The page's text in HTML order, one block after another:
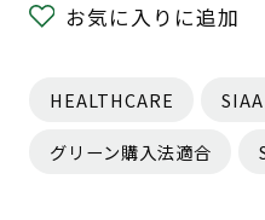
お気に入りに追加
HEALTHCARE SIAA
グリーン購入法適合